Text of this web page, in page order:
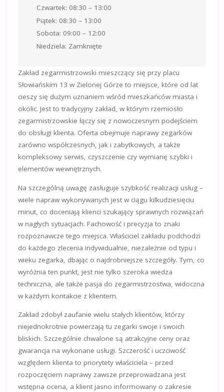
Czwartek: 08:30 – 13:00
Piątek: 08:30 – 13:00
Sobota: 09:00 – 12:00
Niedziela: Zamknięte
Zakład zegarmistrzowski mieszczący się przy placu
Słowiańskim 13 w Zielonej Górze to miejsce, które od lat
cieszy się dużym uznaniem wśród mieszkańców miasta i
okolic. Jest to tradycyjny zakład, w którym rzemiosło
zegarmistrzowskie łączy się z nowoczesnym podejściem
do obsługi klienta. Oferta obejmuje naprawy zegarków
zarówno współczesnych, jak i zabytkowych, a także
kompleksowy serwis, czyszczenie czy wymianę szybki i
elementów wewnętrznych.
Na szczególną uwagę zasługuje szybkość realizacji usług –
wiele napraw wykonywanych jest w ciągu kilkudziesięciu
minut, co doceniają klienci szukający sprawnych rozwiązań
w nagłych sytuacjach. Fachowość i precyzja to znaki
rozpoznawcze tego miejsca. Właściciel zakładu podchodzi
do każdego zlecenia indywidualnie, niezależnie od typu i
wieku zegarka, dbając o najdrobniejsze szczegóły. Tym, co
wyróżnia ten punkt, jest nie tylko szeroka wiedza
techniczna, ale także pasja do zegarmistrzostwa, widoczna
w każdym kontakcie z klientem.
Zakład zdobył zaufanie wielu stałych klientów, którzy
niejednokrotnie powierzają tu zegarki swoje i swoich
bliskich. Szczególnie chwalone są atrakcyjne ceny oraz
gwarancja na wykonane usługi. Szczerość i uczciwość
względem klienta to priorytety właściciela – przed
rozpoczęciem naprawy zawsze przeprowadzana jest
wstępna ocena, a klient jasno informowany o zakresie